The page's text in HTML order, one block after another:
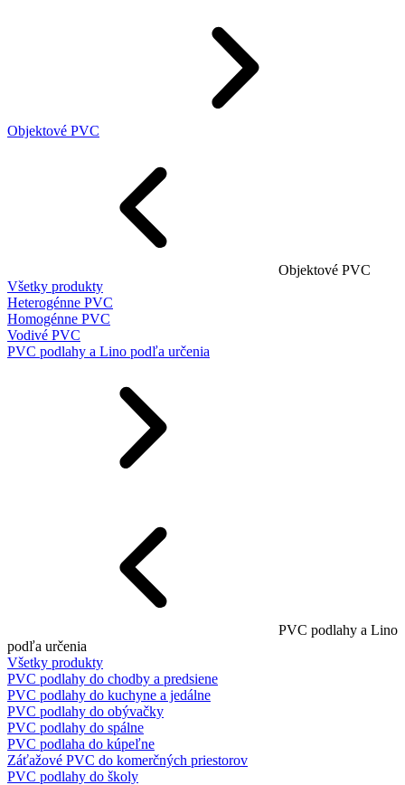
Objektové PVC
Objektové PVC
Všetky produkty
Heterogénne PVC
Homogénne PVC
Vodivé PVC
PVC podlahy a Lino podľa určenia
PVC podlahy a Lino
podľa určenia
Všetky produkty
PVC podlahy do chodby a predsiene
PVC podlahy do kuchyne a jedálne
PVC podlahy do obývačky
PVC podlahy do spálne
PVC podlaha do kúpeľne
Záťažové PVC do komerčných priestorov
PVC podlahy do školy